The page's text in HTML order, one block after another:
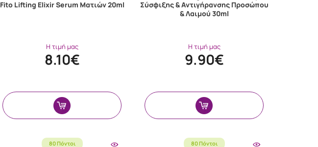
Fito Lifting Elixir Serum Ματιών 20ml
Η τιμή μας
8.10€
Σύσφιξης & Αντιγήρανσης Προσώπου
& Λαιμού 30ml
Η τιμή μας
9.90€
80 Πόντοι 80 Πόντοι